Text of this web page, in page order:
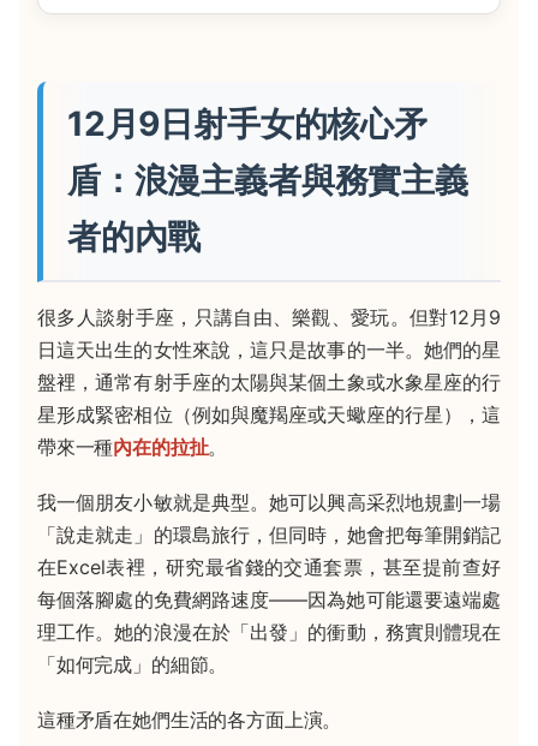
12月9日射手女的核心矛
盾：浪漫主義者與務實主義
者的內戰
很多人談射手座，只講自由、樂觀、愛玩。但對12月9
日這天出生的女性來說，這只是故事的一半。她們的星
盤裡，通常有射手座的太陽與某個土象或水象星座的行
星形成緊密相位（例如與魔羯座或天蠍座的行星），這
帶來一種內在的拉扯。
我一個朋友小敏就是典型。她可以興高采烈地規劃一場
「說走就走」的環島旅行，但同時，她會把每筆開銷記
在Excel表裡，研究最省錢的交通套票，甚至提前查好
每個落腳處的免費網路速度——因為她可能還要遠端處
理工作。她的浪漫在於「出發」的衝動，務實則體現在
「如何完成」的細節。
這種矛盾在她們生活的各方面上演。